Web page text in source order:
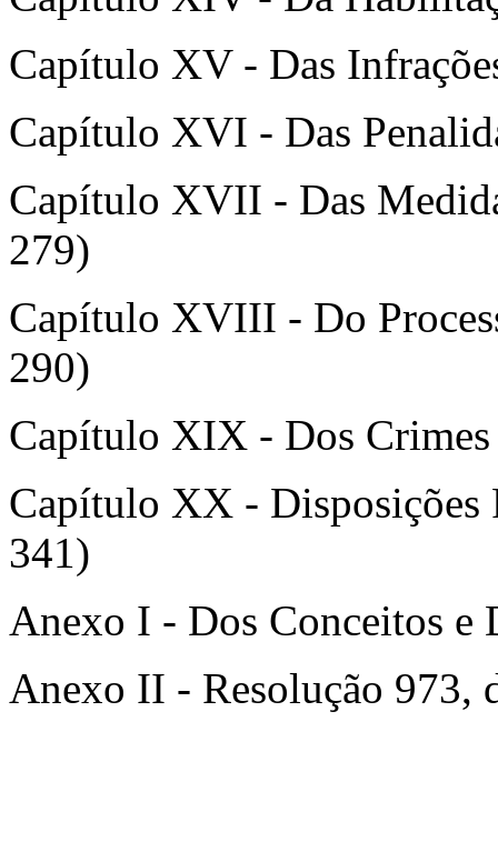
Capítulo XV - Das
Capítulo XVI - Das
Capítulo XVII - Das
279)
Capítulo XVIII - Do
290)
Capítulo XIX - Dos
Capítulo XX - Disposições
341)
Anexo I - Dos Conceitos e
Anexo II - Resolução 973,